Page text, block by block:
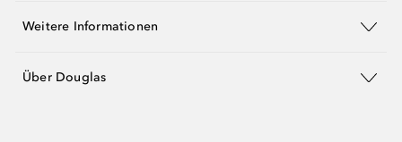
Weitere Informationen
Über Douglas